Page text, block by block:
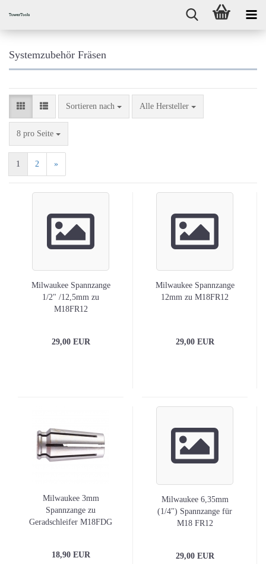
Systemzubehör Fräsen
Sortieren nach
Sortieren nach Alle Hersteller
8 pro Seite
pro Seite
1 2 »
Milwaukee Spannzange
1/2" /12,5mm zu
M18FR12
29,00 EUR
Milwaukee Spannzange
12mm zu M18FR12
29,00 EUR
Milwaukee 3mm
Spannzange zu
Geradschleifer M18FDG
18,90 EUR
Milwaukee 6,35mm
(1/4") Spannzange für
M18 FR12
29,00 EUR